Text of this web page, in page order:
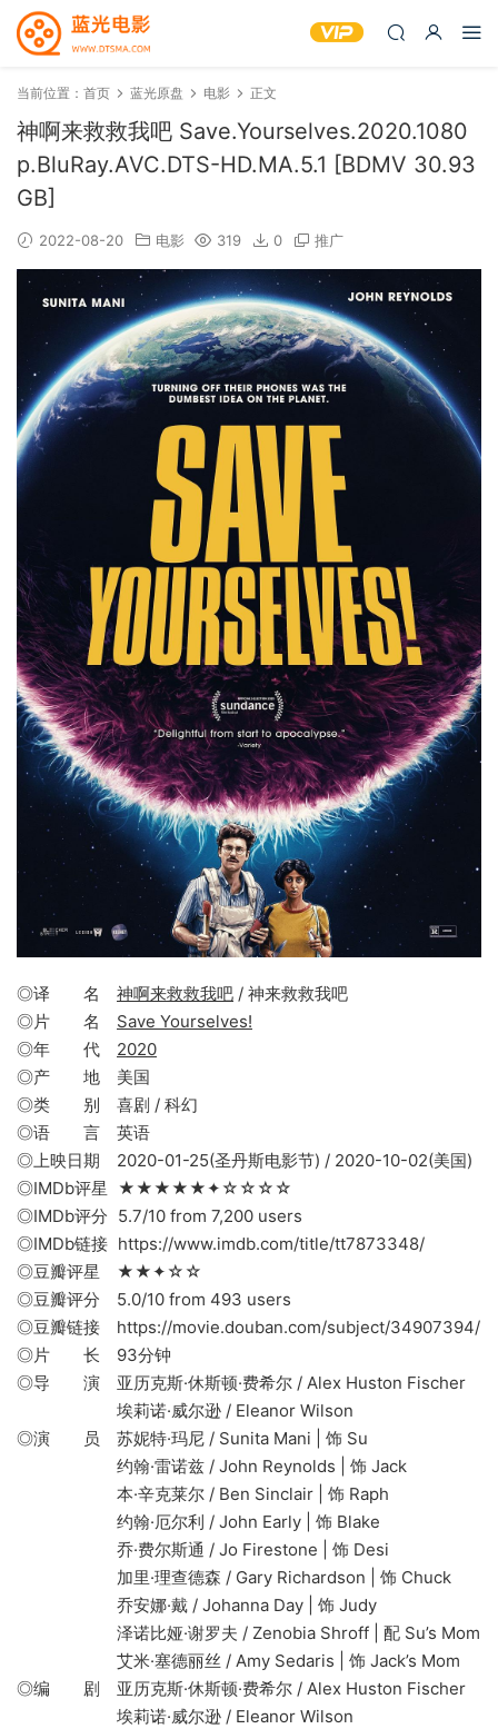
当前位置： 首页 蓝光原盘 电影 正文
神啊来救救我吧 Save.Yourselves.2020.1080
p.BluRay.AVC.DTS-HD.MA.5.1 [BDMV 30.93
GB]
2022-08-20 电影 319 0 推广
◎译 名 神啊来救救我吧 / 神来救救我吧
◎片 名 Save Yourselves!
◎年 代 2020
◎产 地 美国
◎类 别 喜剧 / 科幻
◎语 言 英语
◎上映日期 2020-01-25(圣丹斯电影节) / 2020-10-02(美国)
◎IMDb评星 ★★★★★✦☆☆☆☆
◎IMDb评分 5.7/10 from 7,200 users
◎IMDb链接 https://www.imdb.com/title/tt7873348/
◎豆瓣评星 ★★✦☆☆
◎豆瓣评分 5.0/10 from 493 users
◎豆瓣链接 https://movie.douban.com/subject/34907394/
◎片 长 93分钟
◎导 演 亚历克斯·休斯顿·费希尔 / Alex Huston Fischer
埃莉诺·威尔逊 / Eleanor Wilson
◎演 员 苏妮特·玛尼 / Sunita Mani | 饰 Su
约翰·雷诺兹 / John Reynolds | 饰 Jack
本·辛克莱尔 / Ben Sinclair | 饰 Raph
约翰·厄尔利 / John Early | 饰 Blake
乔·费尔斯通 / Jo Firestone | 饰 Desi
加里·理查德森 / Gary Richardson | 饰 Chuck
乔安娜·戴 / Johanna Day | 饰 Judy
泽诺比娅·谢罗夫 / Zenobia Shroff | 配 Su’s Mom
艾米·塞德丽丝 / Amy Sedaris | 饰 Jack’s Mom
◎编 剧 亚历克斯·休斯顿·费希尔 / Alex Huston Fischer
埃莉诺·威尔逊 / Eleanor Wilson